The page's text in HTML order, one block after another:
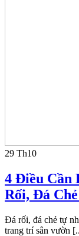
29 Th10
4 Điều Cần
Rối, Đá
Đá rối, đá chẻ tự
trang trí sân vườn